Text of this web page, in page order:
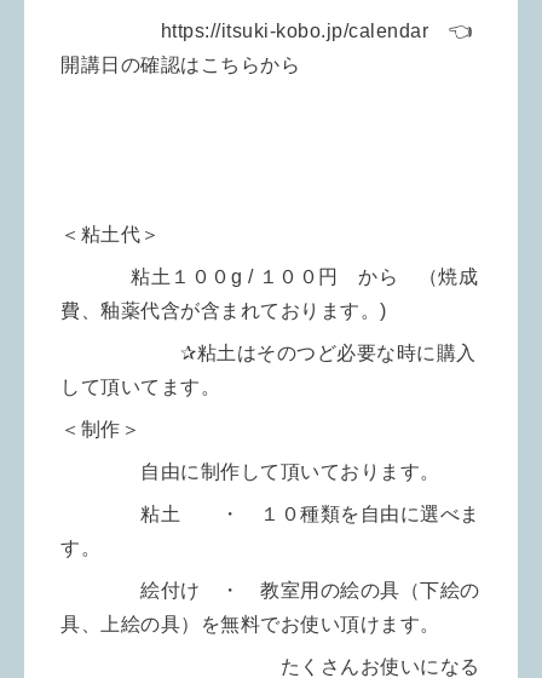
https://itsuki-kobo.jp/calendar 👈
開講日の確認はこちらから
＜粘土代＞
粘土１００g / １００円 から （焼成
費、釉薬代含が含まれております。)
✰粘土はそのつど必要な時に購入
して頂いてます。
＜制作＞
自由に制作して頂いております。
粘土 ・ １０種類を自由に選べま
す。
絵付け ・ 教室用の絵の具（下絵の
具、上絵の具）を無料でお使い頂けます。
たくさんお使いになる